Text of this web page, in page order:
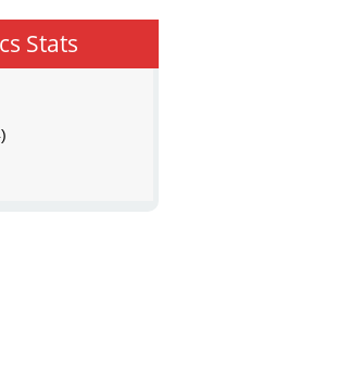
Stats